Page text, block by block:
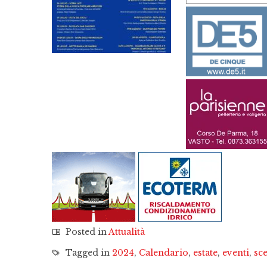
Posted inAttualità
Tagged in 2024, Calendario, estate, eventi,